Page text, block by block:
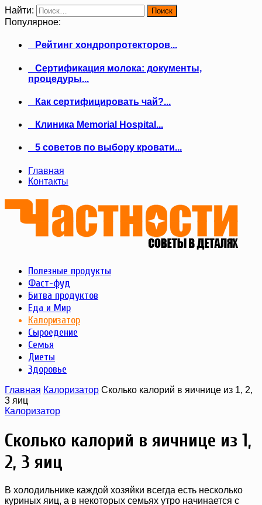
Найти:
Популярное:
Рейтинг хондропротекторов...
Сертификация молока: документы,
процедуры...
Как сертифицировать чай?...
Клиника Memorial Hospital...
5 советов по выбору кровати...
Главная
Контакты
Полезные продукты
Фаст-фуд
Битва продуктов
Еда и Мир
Калоризатор
Сыроедение
Семья
Диеты
Здоровье
Главная Калоризатор Сколько калорий в яичнице из 1, 2,
3 яиц
Калоризатор
Сколько калорий в яичнице из 1,
2, 3 яиц
В холодильнике каждой хозяйки всегда есть несколько
куриных яиц, а в некоторых семьях утро начинается с